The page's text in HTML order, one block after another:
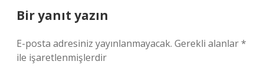
Bir yanıt yazın
E-posta adresiniz yayınlanmayacak. Gerekli alanlar*
ile işaretlenmişlerdir